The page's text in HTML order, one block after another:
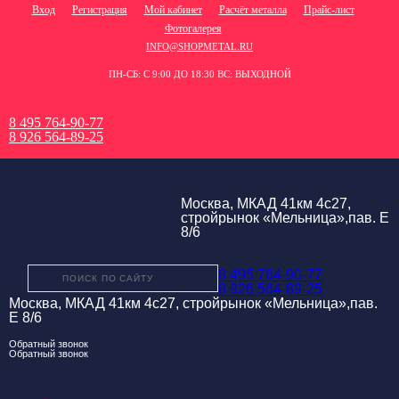
Вход Регистрация Мой кабинет Расчёт металла
Прайс-лист
Фотогалерея
INFO@SHOPMETAL.RU
ПН-СБ: С 9:00 ДО 18:30 ВС: ВЫХОДНОЙ
8 495 764-90-77
8 926 564-89-25
Москва, МКАД 41км 4с27,
стройрынок «Мельница»,пав. Е
8/6
8 495 764-90-77
8 926 564-89-25
Москва, МКАД 41км 4с27, стройрынок «Мельница»,пав.
Е 8/6
Обратный звонок
Обратный звонок